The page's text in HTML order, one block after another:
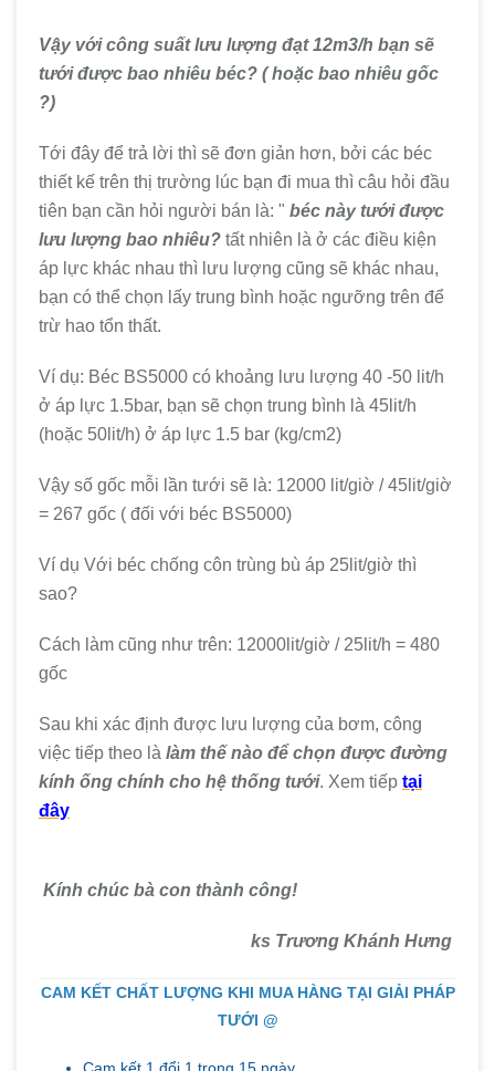
Vậy với công suất lưu lượng đạt 12m3/h bạn sẽ
tưới được bao nhiêu béc? ( hoặc bao nhiêu gốc
?)
Tới đây để trả lời thì sẽ đơn giản hơn, bởi các béc
thiết kế trên thị trường lúc bạn đi mua thì câu hỏi đầu
tiên bạn cần hỏi người bán là: " béc này tưới được
lưu lượng bao nhiêu? tất nhiên là ở các điều kiện
áp lực khác nhau thì lưu lượng cũng sẽ khác nhau,
bạn có thể chọn lấy trung bình hoặc ngưỡng trên để
trừ hao tổn thất.
Ví dụ: Béc BS5000 có khoảng lưu lượng 40 -50 lit/h
ở áp lực 1.5bar, bạn sẽ chọn trung bình là 45lit/h
(hoặc 50lit/h) ở áp lực 1.5 bar (kg/cm2)
Vậy số gốc mỗi lần tưới sẽ là: 12000 lit/giờ / 45lit/giờ
= 267 gốc ( đối với béc BS5000)
Ví dụ Với béc chống côn trùng bù áp 25lit/giờ thì
sao?
Cách làm cũng như trên: 12000lit/giờ / 25lit/h = 480
gốc
Sau khi xác định được lưu lượng của bơm, công
việc tiếp theo là làm thế nào để chọn được đường
kính ống chính cho hệ thống tưới. Xem tiếp tại
đây
Kính chúc bà con thành công!
ks Trương Khánh Hưng
CAM KẾT CHẤT LƯỢNG KHI MUA HÀNG TẠI GIẢI PHÁP
TƯỚI @